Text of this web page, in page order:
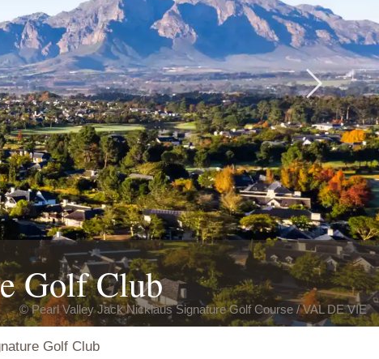
Golf Club
© Pearl Valley Jack Nicklaus Signature Golf Course / VAL DE VIE
Next
Golf Club